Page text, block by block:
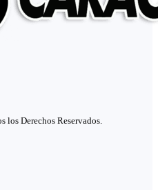
los Derechos Reservados.